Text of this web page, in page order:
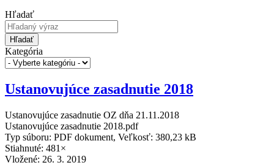
Hľadať
Hľadať
Kategória
Ustanovujúce zasadnutie 2018
Ustanovujúce zasadnutie OZ dňa 21.11.2018
Ustanovujúce zasadnutie 2018.pdf
Typ súboru: PDF dokument, Veľkosť: 380,23 kB
Stiahnuté: 481×
Vložené: 26. 3. 2019